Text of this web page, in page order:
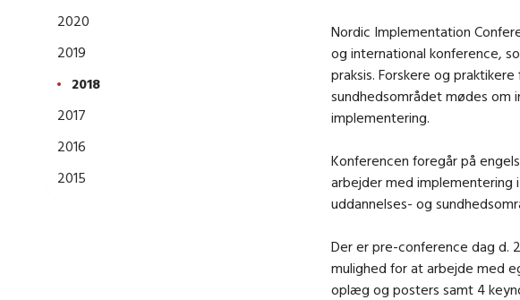
2020
2019
2018
2017
2016
2015
Nordic Implementation
og international konference,
praksis. Forskere og
sundhedsområdet mødes om
implementering.
Konferencen foregår på
arbejder med
uddannelses- og
Der er pre-conference dag d.
mulighed for at arbejde med
oplæg og posters samt 4